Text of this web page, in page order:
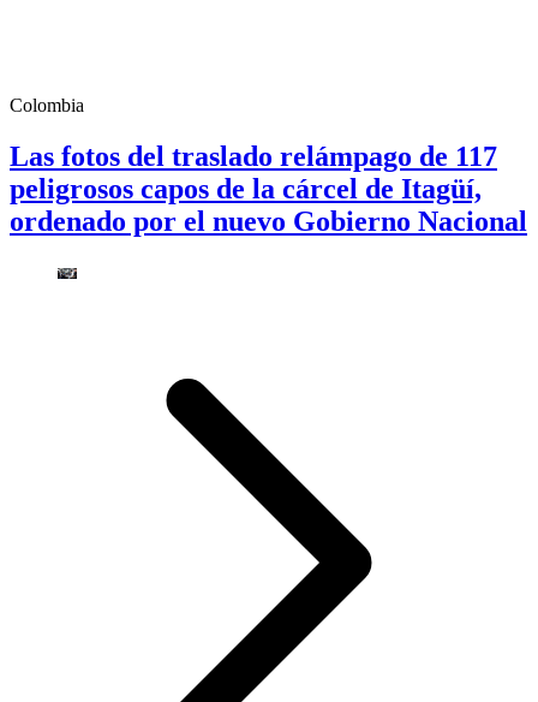
Colombia
Las fotos del traslado relámpago de 117
peligrosos capos de la cárcel de Itagüí,
ordenado por el nuevo Gobierno Nacional